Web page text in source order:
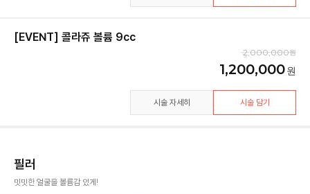
[EVENT] 콜라쥬 볼륨 9cc
2,000,000
1,200,000
시술 자세히 시술 담기
필러
밋밋한 얼굴을 볼륨감 있게!